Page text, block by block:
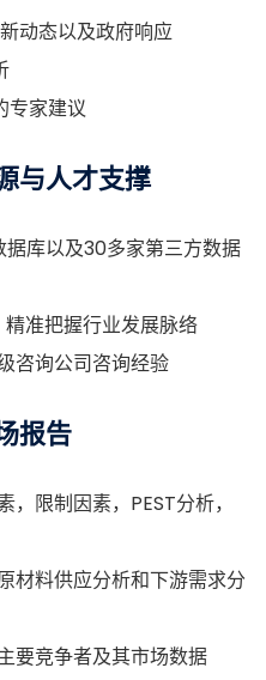
动态以及政府响应
专家建议
与人才支撑
库以及30多家第三方数据
准把握行业发展脉络
咨询公司咨询经验
报告
限制因素，PEST分析，
材料供应分析和下游需求分
要竞争者及其市场数据